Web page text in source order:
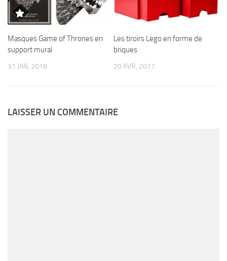
Masques Game of Thrones en
support mural
31 JAN, 2018
Les tiroirs Lego en forme de
briques
20 AVR, 2017
LAISSER UN COMMENTAIRE